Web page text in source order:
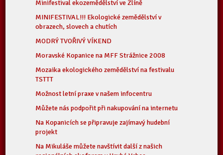
Minifestival ekozemědělství ve Zlíně
MINIFESTIVAL!!! Ekologické zemědělství v
obrazech, slovech a chutích
MODRÝ TVOŘIVÝ VÍKEND
Moravské Kopanice na MFF Strážnice 2008
Mozaika ekologického zemědělství na festivalu
TSTTT
Možnost letní praxe v našem infocentru
Můžete nás podpořit při nakupování na internetu
Na Kopanicích se připravuje zajímavý hudební
projekt
Na Mikuláše můžete navštívit další z našich